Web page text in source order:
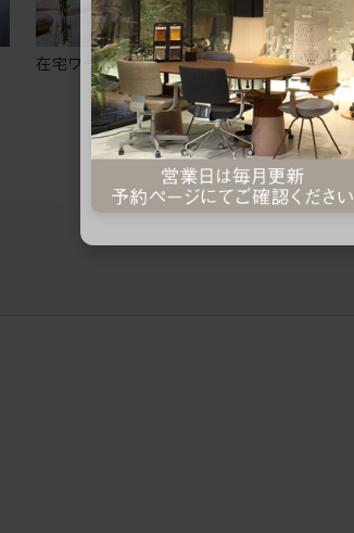
在宅ワークにおすすめのオフィスチェア5選